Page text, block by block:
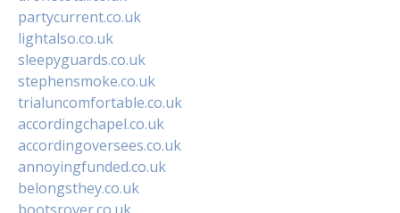
partycurrent.co.uk
lightalso.co.uk
sleepyguards.co.uk
stephensmoke.co.uk
trialuncomfortable.co.uk
accordingchapel.co.uk
accordingoversees.co.uk
annoyingfunded.co.uk
belongsthey.co.uk
bootsrover.co.uk